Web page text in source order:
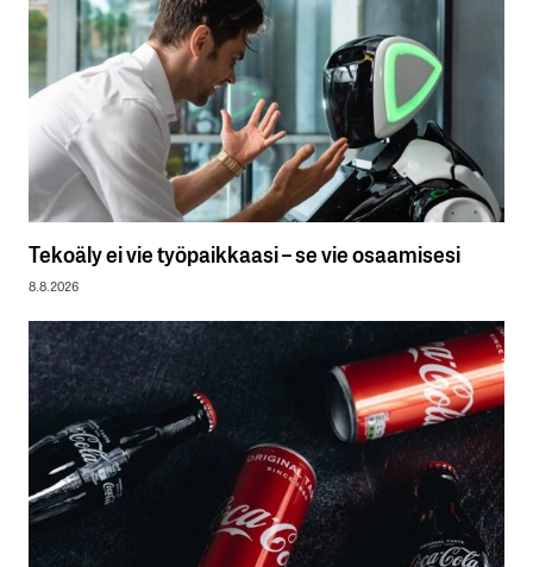
Tekoäly ei vie työpaikkaasi – se vie osaamisesi
8.8.2026